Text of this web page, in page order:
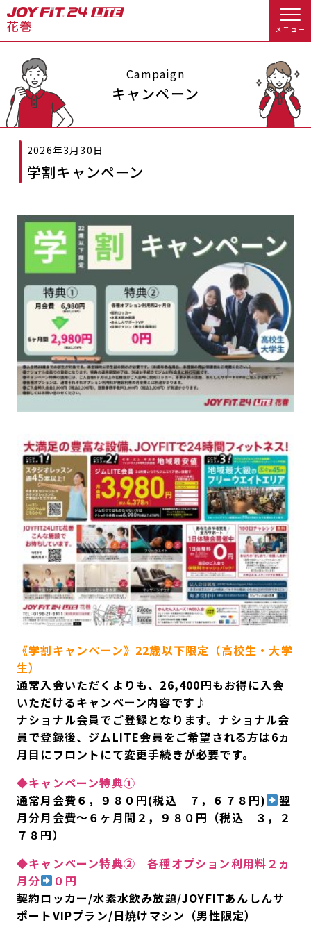
メニュー
店舗トップ
会員様向けのご案内
会員の方へトップ
会員様へのお知らせ
予約する
オプション料金 アクセス
店舗情報・サービス よくあるご質問
店舗へのお問い合わせ
入会のお手続きをする
入会するトップ
クレジットカードで入会する WEBで入会来店予約
料金・サービス等詳しく見る
入会を悩まれている方へトップ
キャンペーン 料金のご案内
アクセス 店舗情報・サービス
見学・体験 スタジオプログラム情報
店舗へのお問い合わせ
JOYFIT総合トップ JOYFIT
JOYFIT24 JOYFIT YOGA
JOYFIT+ 店舗を探す
Campaign
キャンペーン
2026年3月30日
学割キャンペーン
《学割キャンペーン》22歳以下限定（高校生・大学
生）
通常入会いただくよりも、26,400円もお得に入会
いただけるキャンペーン内容です♪
ナショナル会員でご登録となります。ナショナル会
員で登録後、ジムLITE会員をご希望される方は6ヵ
月目にフロントにて変更手続きが必要です。
◆キャンペーン特典①
通常月会費６，９８０円(税込 ７，６７８円)
翌
月分月会費～６ヶ月間２，９８０円（税込 ３，２
７８円）
◆キャンペーン特典② 各種オプション利用料２ヵ
月分
０円
契約ロッカー/水素水飲み放題/JOYFITあんしんサ
ポートVIPプラン/日焼けマシン（男性限定）